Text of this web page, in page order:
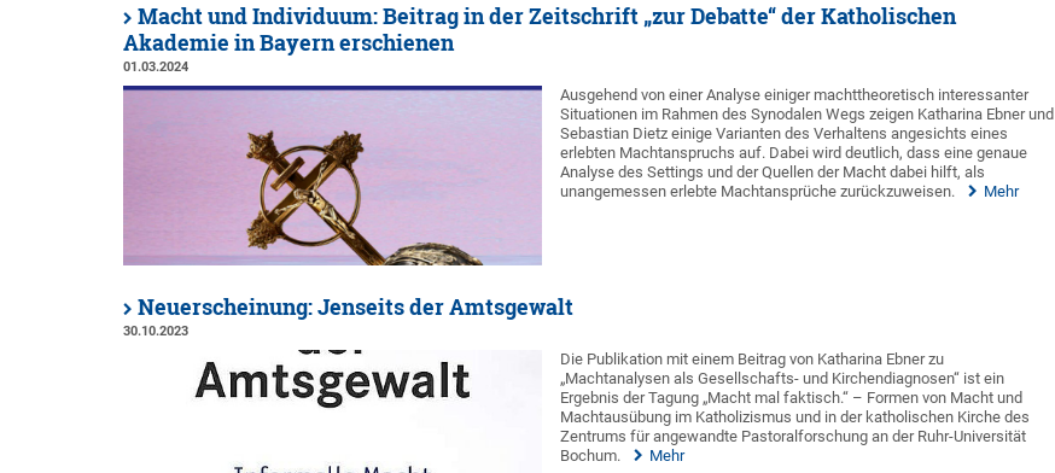
Macht und Individuum: Beitrag in der Zeitschrift „zur Debatte“ der Katholischen
Akademie in Bayern erschienen
01.03.2024
Ausgehend von einer Analyse einiger machttheoretisch interessanter
Situationen im Rahmen des Synodalen Wegs zeigen Katharina Ebner und
Sebastian Dietz einige Varianten des Verhaltens angesichts eines
erlebten Machtanspruchs auf. Dabei wird deutlich, dass eine genaue
Analyse des Settings und der Quellen der Macht dabei hilft, als
unangemessen erlebte Machtansprüche zurückzuweisen.
Mehr
Neuerscheinung: Jenseits der Amtsgewalt
30.10.2023
Die Publikation mit einem Beitrag von Katharina Ebner zu
„Machtanalysen als Gesellschafts- und Kirchendiagnosen“ ist ein
Ergebnis der Tagung „Macht mal faktisch.“ – Formen von Macht und
Machtausübung im Katholizismus und in der katholischen Kirche des
Zentrums für angewandte Pastoralforschung an der Ruhr-Universität
Bochum.
Mehr